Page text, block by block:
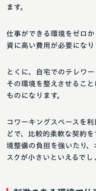
ます。
仕事ができる環境をゼロ
資に高い費用が必要になり
とくに、自宅でのテレワ
その環境を整えさせるこ
ものになります。
コワーキングスペースを
どで、比較的柔軟な契約
境整備の負担を強いたり
スクが小さいといえるでし